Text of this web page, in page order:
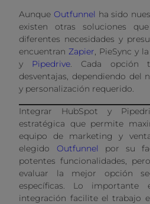
Aunque Outfunnel ha sido
existen otras soluciones
diferentes necesidades y
encuentranZapier, PieSync y
y Pipedrive. Cada opción
desventajas, dependiendo del
y personalización requerido.
Integrar HubSpot y
estratégica que permite
equipo de marketing y
elegido Outfunnel por su
potentes funcionalidades,
evaluar la mejor opción
específicas. Lo
integración facilite el trabajo